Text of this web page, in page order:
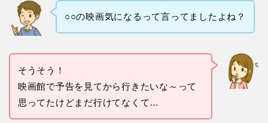
○○の映画気になるって言ってましたよね？
そうそう！
映画館で予告を見てから行きたいな～って
思ってたけどまだ行けてなくて…